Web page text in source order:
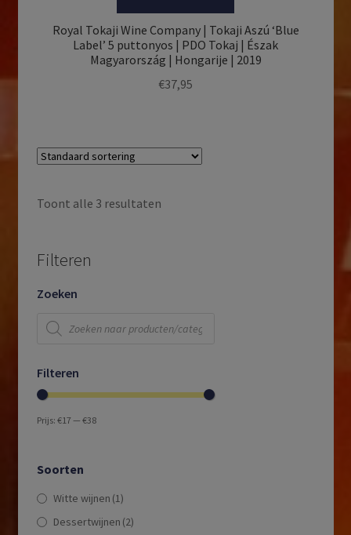
Royal Tokaji Wine Company | Tokaji Aszú ‘Blue
Label’ 5 puttonyos | PDO Tokaj | Észak
Magyarország | Hongarije | 2019
€37,95
Toont alle 3 resultaten
Filteren
Zoeken
Producten
zoeken
Filteren
Prijs: €17 — €38
Soorten
Witte wijnen (1)
Dessertwijnen (2)